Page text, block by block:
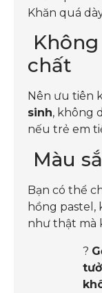
Khăn quá
chất
Nên ưu tiên
sinh, không
nếu trẻ em
Màu
Bạn có thể
hồng pastel,
như thật mà
?